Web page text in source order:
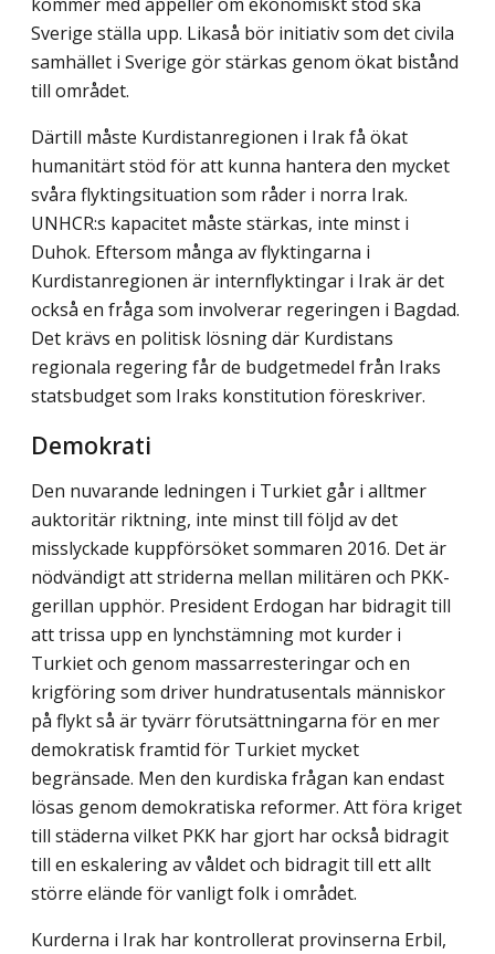
Sverige ställa upp. Likaså bör initiativ som det civila
samhället i Sverige gör stärkas genom ökat bistånd
till området.
Därtill måste Kurdistanregionen i Irak få ökat
humanitärt stöd för att kunna hantera den mycket
svåra flyktingsituation som råder i norra Irak.
UNHCR:s kapacitet måste stärkas, inte minst i
Duhok. Eftersom många av flyktingarna i
Kurdistanregionen är internflyktingar i Irak är det
också en fråga som involverar regeringen i Bagdad.
Det krävs en politisk lösning där Kurdistans
regionala regering får de budgetmedel från Iraks
statsbudget som Iraks konstitution föreskriver.
Demokrati
Den nuvarande ledningen i Turkiet går i alltmer
auktoritär riktning, inte minst till följd av det
misslyckade kuppförsöket sommaren 2016. Det är
nödvändigt att striderna mellan militären och PKK-
gerillan upphör. President Erdogan har bidragit till
att trissa upp en lynchstämning mot kurder i
Turkiet och genom massarresteringar och en
krigföring som driver hundratusentals människor
på flykt så är tyvärr förutsättningarna för en mer
demokratisk framtid för Turkiet mycket
begränsade. Men den kurdiska frågan kan endast
lösas genom demokratiska reformer. Att föra kriget
till städerna vilket PKK har gjort har också bidragit
till en eskalering av våldet och bidragit till ett allt
större elände för vanligt folk i området.
Kurderna i Irak har kontrollerat provinserna Erbil,